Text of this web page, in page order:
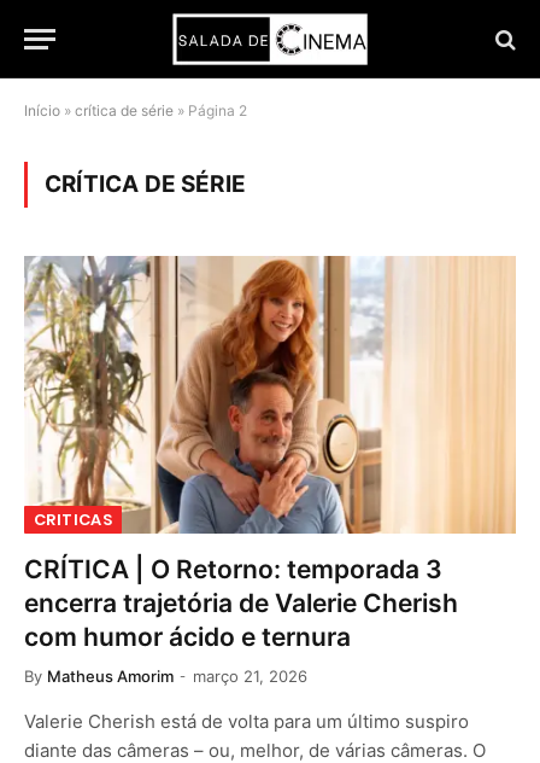
Início » crítica de série » Página 2
CRÍTICA DE SÉRIE
CRITICAS
CRÍTICA | O Retorno: temporada 3
encerra trajetória de Valerie Cherish
com humor ácido e ternura
By Matheus Amorim março 21, 2026
Valerie Cherish está de volta para um último suspiro
diante das câmeras – ou, melhor, de várias câmeras. O